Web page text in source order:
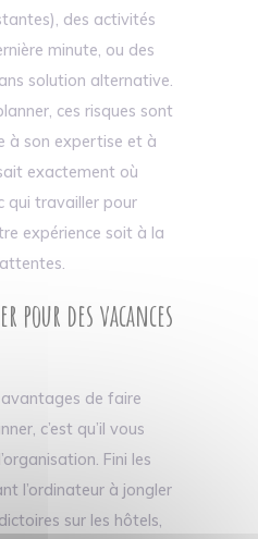
des activités
minute, ou des
solution alternative.
ces risques sont
à son expertise et à
exactement où
qui travailler pour
expérience soit à la
pour des vacances
avantages de faire
c’est qu’il vous
Fini les
l’ordinateur à jongler
sur les hôtels,